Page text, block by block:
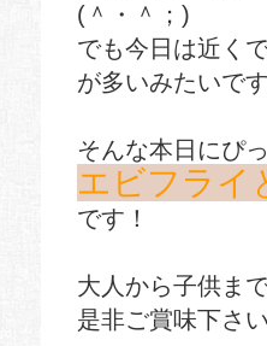
(＾・＾；)
でも今日は近く
が多いみたいで
そんな本日にぴ
エビフライ
です！
大人から子供ま
是非ご賞味下さ